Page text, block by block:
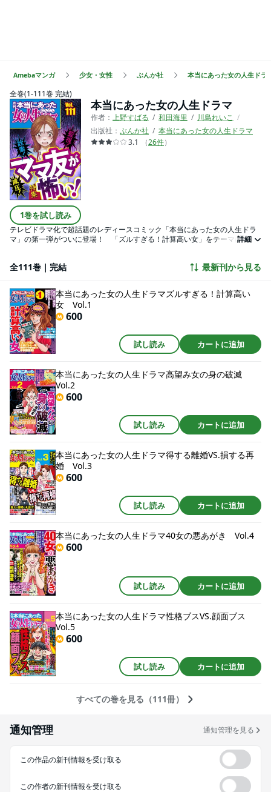
Amebaマンガ 少女・女性 ぶんか社 本当にあった女の人生ドラ
全巻(1-111巻 完結)
1巻を試し読み
本当にあった女の人生ドラマ
作者： 上野すばる 和田海里 川島れいこ
出版社： ぶんか社
本当にあった女の人生ドラマ
3.1
（26件）
テレビドラマ化で超話題のレディースコミック「本当にあった女の人生ドラ
マ」の第一弾がついに登場！ 「ズルすぎる！計算高い女」をテーマに集め
間模様を大特集！
詳細
全111巻｜完結 最新刊から見る
本当にあった女の人生ドラマズルすぎる！計算高い
女 Vol.1
600
試し読み カートに追加
本当にあった女の人生ドラマ高望み女の身の破滅
Vol.2
600
試し読み カートに追加
本当にあった女の人生ドラマ得する離婚VS.損する再
婚 Vol.3
600
試し読み カートに追加
本当にあった女の人生ドラマ40女の悪あがき Vol.4
600
試し読み カートに追加
本当にあった女の人生ドラマ性格ブスVS.顔面ブス
Vol.5
600
試し読み カートに追加
すべての巻を見る（111冊）
通知管理 通知管理を見る
この作品の新刊情報を受け取る
この作者の新刊情報を受け取る